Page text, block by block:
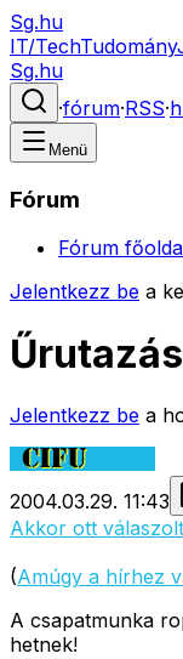
Sg.hu
IT/TechTudomány
Sg.hu
·fórum·RSS·
Menü
Fórum
Fórum
Jelentkezz be a
Űrutazás
Jelentkezz be a
2004.03.29. 11:43
Akkor ott
(Amúgy a hírhez
A csapatmunka
hetnek!